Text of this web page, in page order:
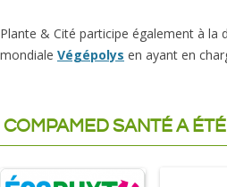
Plante & Cité participe également à
mondiale Végépolys en ayant en
COMPAMED SANTÉ A